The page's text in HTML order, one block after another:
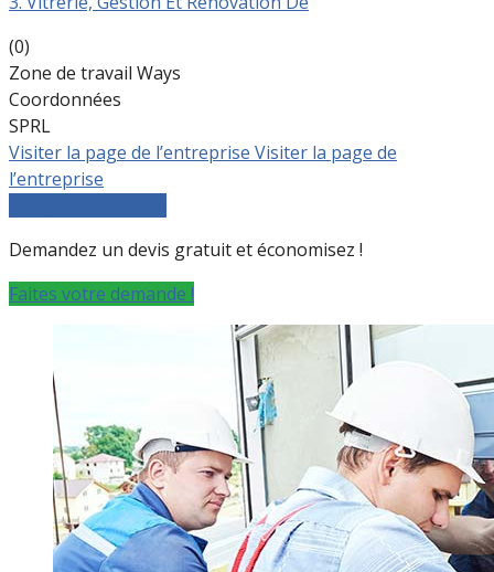
(0)
Zone de travail Ways
Coordonnées
SPRL
Visiter la page de l’entreprise Visiter la page de
l’entreprise
Demandez un devis gratuit et économisez !
Faites votre demande !